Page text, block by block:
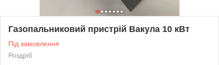
Газопальниковий пристрій Вакула 10 кВт
Під замовлення
Роздріб